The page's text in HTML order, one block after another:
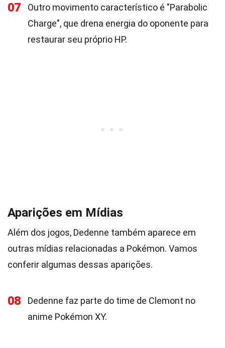
07
Outro movimento característico é "Parabolic
Charge", que drena energia do oponente para
restaurar seu próprio HP.
Aparições em Mídias
Além dos jogos, Dedenne também aparece em
outras mídias relacionadas a Pokémon. Vamos
conferir algumas dessas aparições.
08
Dedenne faz parte do time de Clemont no
anime Pokémon XY.